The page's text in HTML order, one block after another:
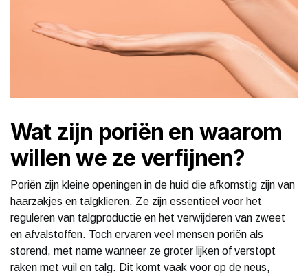
Wat zijn poriën en waarom
willen we ze verfijnen?
Poriën zijn kleine openingen in de huid die afkomstig zijn van
haarzakjes en talgklieren. Ze zijn essentieel voor het
reguleren van talgproductie en het verwijderen van zweet
en afvalstoffen. Toch ervaren veel mensen poriën als
storend, met name wanneer ze groter lijken of verstopt
raken met vuil en talg. Dit komt vaak voor op de neus,